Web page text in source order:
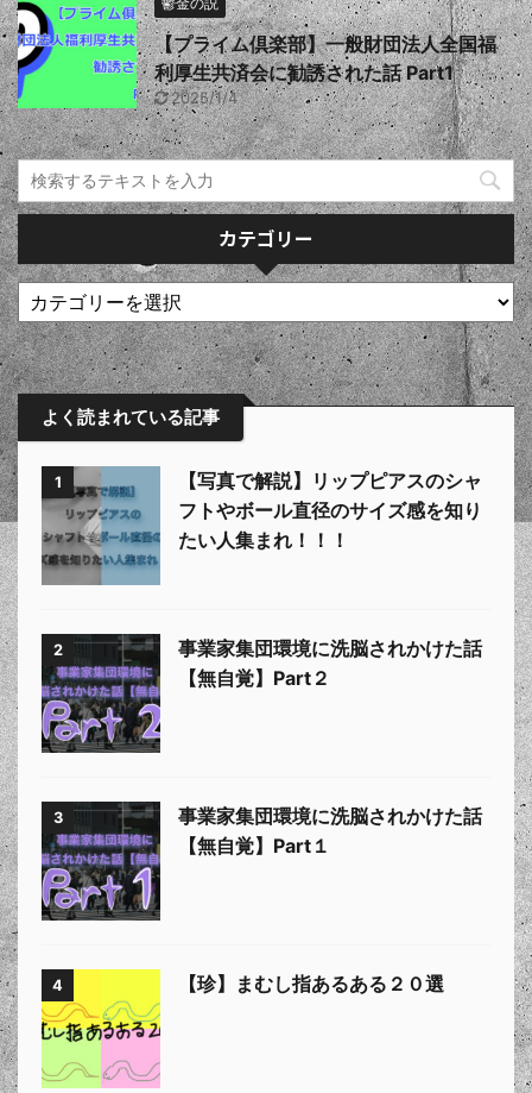
【プライム倶楽部】一般財団法人全国福
利厚生共済会に勧誘された話 Part1
2025/1/4
カテゴリー
よく読まれている記事
1
【写真で解説】リップピアスのシャ
フトやボール直径のサイズ感を知り
たい人集まれ！！！
2
事業家集団環境に洗脳されかけた話
【無自覚】Part２
3
事業家集団環境に洗脳されかけた話
【無自覚】Part１
4 【珍】まむし指あるある２０選